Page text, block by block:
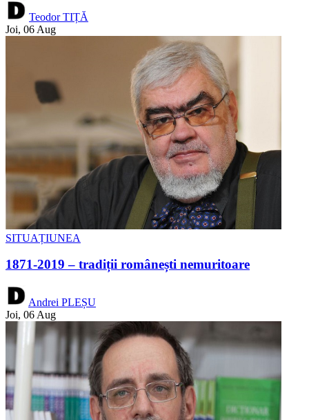
Teodor TIȚĂ
Joi, 06 Aug
SITUAȚIUNEA
1871-2019 – tradiții românești nemuritoare
Andrei PLEȘU
Joi, 06 Aug